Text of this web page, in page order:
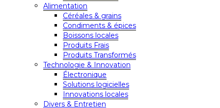
Alimentation
Céréales & grains
Condiments & épices
Boissons locales
Produits Frais
Produits Transformés
Technologie & Innovation
Électronique
Solutions logicielles
Innovations locales
Divers & Entretien